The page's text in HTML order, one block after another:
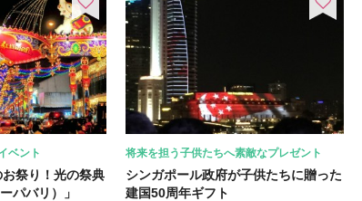
ベント
祭り！光の祭典
パバリ）」
将来を担う子供たちへ素敵なプレゼント
シンガポール政府が子供たちに贈った
建国50周年ギフト